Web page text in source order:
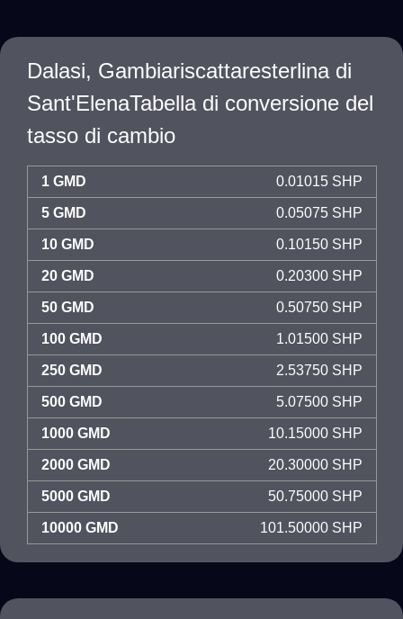
Dalasi, Gambiariscattaresterlina di
Sant'ElenaTabella di conversione del
tasso di cambio
1 GMD 0.01015 SHP
5 GMD 0.05075 SHP
10 GMD 0.10150 SHP
20 GMD 0.20300 SHP
50 GMD 0.50750 SHP
100 GMD 1.01500 SHP
250 GMD 2.53750 SHP
500 GMD 5.07500 SHP
1000 GMD 10.15000 SHP
2000 GMD 20.30000 SHP
5000 GMD 50.75000 SHP
10000 GMD 101.50000 SHP